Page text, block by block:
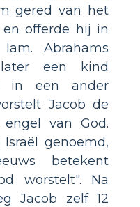
gered van het
offerde hij in
Abrahams
een kind
in een ander
Jacob de
van God.
genoemd,
betekent
worstelt". Na
Jacob zelf 12